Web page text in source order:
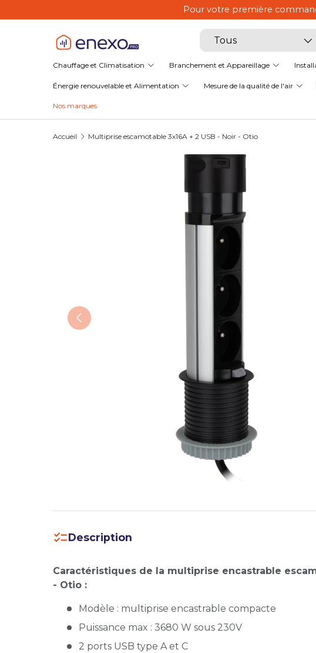
Aller au contenu
Pour votre première
Recherche
Type de produit
Tous
Chauffage et Climatisation Branchement et Appareillage
Énergie renouvelable et Alimentation Mesure de la qualité de l'air
Nos marques
Accueil Multiprise escamotable 3x16A + 2 USB - Noir - Otio
Précédent
Description
Caractéristiques de la multiprise encastrable
- Otio :
Modèle : multiprise encastrable compacte
Puissance max : 3680 W sous 230V
2 ports USB type A et C